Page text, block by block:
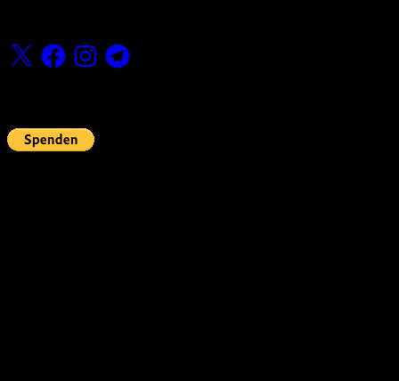
X FacebookInstagramTelegram